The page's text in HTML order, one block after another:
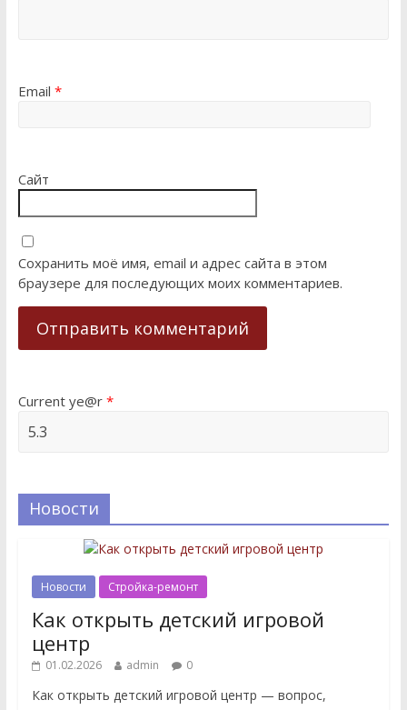
Email *
Сайт
Сохранить моё имя, email и адрес сайта в этом
браузере для последующих моих комментариев.
Current ye@r *
Новости
Новости Стройка-ремонт
Как открыть детский игровой
центр
01.02.2026 admin 0
Как открыть детский игровой центр — вопрос,